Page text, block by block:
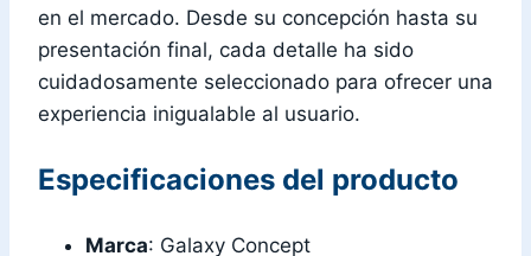
en el mercado. Desde su concepción hasta su
presentación final, cada detalle ha sido
cuidadosamente seleccionado para ofrecer una
experiencia inigualable al usuario.
Especificaciones del producto
Marca: Galaxy Concept